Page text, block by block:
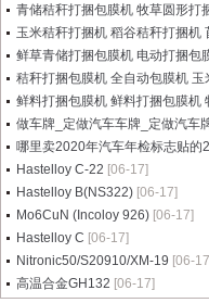
青储秸秆打捆包膜机 牧草圆形打
玉米秸秆打捆机 稻谷秸秆打捆机
鲜草青储打捆包膜机 电动打捆包
秸秆打捆包膜机 全自动包膜机 玉
鲜料打捆包膜机 鲜料打捆包膜机
做车牌_定做汽车车牌_定做汽车
哪里卖2020年汽车年检标志贴的
Hastelloy C-22 [06-17]
Hastelloy B(NS322) [06-17]
Mo6CuN (Incoloy 926) [06-17]
Hastelloy C [06-17]
Nitronic50/S20910/XM-19 [06-
高温合金GH132 [06-17]